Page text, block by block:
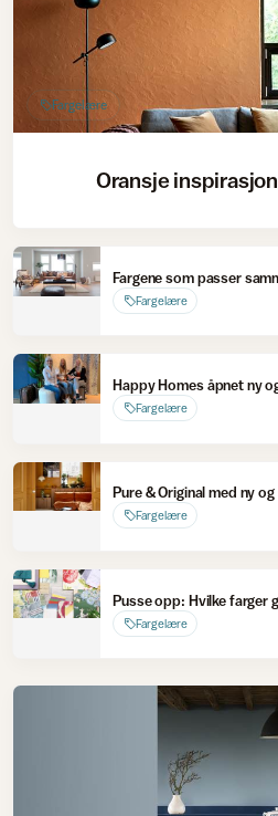
Fargelære
Oransje
Fargene som passer
Fargelære
Happy Homes åpnet ny
Fargelære
Pure & Original med ny
Fargelære
Pusse opp: Hvilke farger
Fargelære